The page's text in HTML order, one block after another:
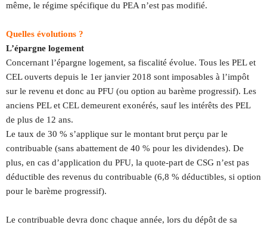
même, le régime spécifique du PEA n’est pas modifié.
Quelles évolutions ?
L’épargne logement
Concernant l’épargne logement, sa fiscalité évolue. Tous les PEL et
CEL ouverts depuis le 1er janvier 2018 sont imposables à l’impôt
sur le revenu et donc au PFU (ou option au barème progressif). Les
anciens PEL et CEL demeurent exonérés, sauf les intérêts des PEL
de plus de 12 ans.
Le taux de 30 % s’applique sur le montant brut perçu par le
contribuable (sans abattement de 40 % pour les dividendes). De
plus, en cas d’application du PFU, la quote-part de CSG n’est pas
déductible des revenus du contribuable (6,8 % déductibles, si option
pour le barème progressif).
Le contribuable devra donc chaque année, lors du dépôt de sa